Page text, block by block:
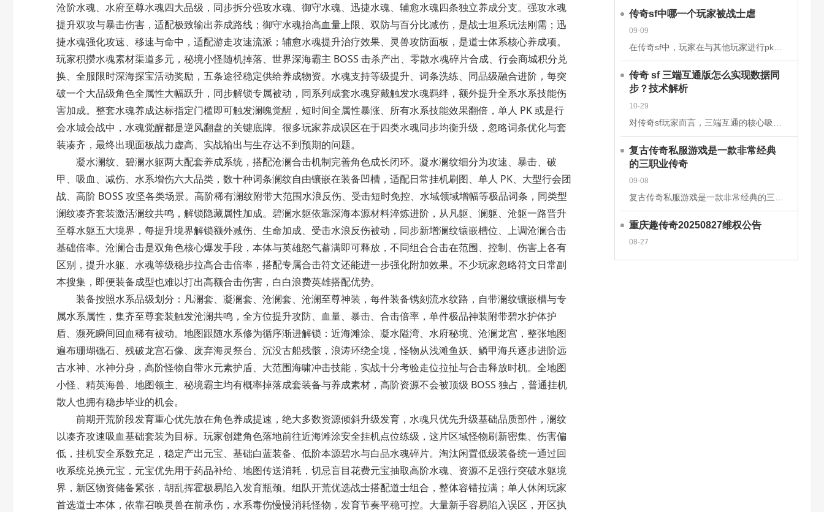
沧阶水魂、水府至尊水魂四大品级，同步拆分强攻水魂、御守水魂、迅捷水魂、辅愈水魂四条独立养成分支。强攻水魂
提升双攻与暴击伤害，适配极致输出养成路线；御守水魂抬高血量上限、双防与百分比减伤，是战士坦系玩法刚需；迅
捷水魂强化攻速、移速与命中，适配游走攻速流派；辅愈水魂提升治疗效果、灵兽攻防面板，是道士体系核心养成项。
玩家积攒水魂素材渠道多元，秘境小怪随机掉落、世界深海霸主 BOSS 击杀产出、零散水魂碎片合成、行会商城积分兑
换、全服限时深海探宝活动奖励，五条途径稳定供给养成物资。水魂支持等级提升、词条洗练、同品级融合进阶，每突
破一个大品级角色全属性大幅跃升，同步解锁专属被动，同系列成套水魂穿戴触发水魂羁绊 ，额外提升全系水系技能伤
害加成。整套水魂养成达标指定门槛即可触发澜魄觉醒，短时间全属性暴涨、所有水系技能效果翻倍，单人 PK 或是行
会水城会战中，水魂觉醒都是逆风翻盘的关键底牌。很多玩家养成误区在于四类水魂同步均衡升级，忽略词条优化与套
装凑齐，最终出现面板战力虚高、实战输出与生存达不到预期的问题。
凝水澜纹、碧澜水躯两大配套养成系统，搭配沧澜合击机制完善角色成长闭环。凝水澜纹细分为攻速、暴击、破
甲、吸血、减伤、水系增伤六大品类，数十种词条澜纹自由镶嵌在装备凹槽，适配日常挂机刷图、单人 PK、大型行会团
战、高阶 BOSS 攻坚各类场景。高阶稀有澜纹附带大范围水浪反伤、受击短时免控、水域领域增幅等极品词条，同类型
澜纹凑齐套装激活澜纹共鸣 ，解锁隐藏属性加成。碧澜水躯依靠深海本源材料淬炼进阶，从凡躯、澜躯、沧躯一路晋升
至尊水躯五大境界，每提升境界解锁额外减伤、生命加成、受击水浪反伤被动，同步新增澜纹镶嵌槽位、上调沧澜合击
基础倍率。沧澜合击是双角色核心爆发手段，本体与英雄怒气蓄满即可释放，不同组合合击在范围、控制、伤害上各有
区别，提升水躯、水魂等级稳步拉高合击倍率，搭配专属合击符文还能进一步强化附加效果。不少玩家忽略符文日常副
本搜集，即便装备成型也难以打出高额合击伤害，白白浪费英雄搭配优势。
装备按照水系品级划分：凡澜套、凝澜套、沧澜套、沧澜至尊神装，每件装备镌刻流水纹路，自带澜纹镶嵌槽与专
属水系属性，集齐至尊套装触发沧澜共鸣 ，全方位提升攻防、血量、暴击、合击倍率，单件极品神装附带碧水护体护
盾、濒死瞬间回血稀有被动。地图跟随水系修为循序渐进解锁：近海滩涂、凝水隘湾、水府秘境、沧澜龙宫，整张地图
遍布珊瑚礁石、残破龙宫石像、废弃海灵祭台、沉没古船残骸，浪涛环绕全境，怪物从浅滩鱼妖、鳞甲海兵逐步进阶远
古水神、水神分身，高阶怪物自带水元素护盾、大范围海啸冲击技能，实战十分考验走位拉扯与合击释放时机。全地图
小怪、精英海兽、地图领主、秘境霸主均有概率掉落成套装备与养成素材，高阶资源不会被顶级 BOSS 独占，普通挂机
散人也拥有稳步毕业的机会。
前期开荒阶段发育重心优先放在角色养成提速，绝大多数资源倾斜升级发育，水魂只优先升级基础品质部件，澜纹
以凑齐攻速吸血基础套装为目标。玩家创建角色落地前往近海滩涂安全挂机点位练级，这片区域怪物刷新密集、伤害偏
低，挂机安全系数充足，稳定产出元宝、基础白蓝装备、低阶本源碧水与白品水魂碎片。淘汰闲置低级装备统一通过回
收系统兑换元宝，元宝优先用于药品补给、地图传送消耗，切忌盲目花费元宝抽取高阶水魂、资源不足强行突破水躯境
界，新区物资储备紧张，胡乱挥霍极易陷入发育瓶颈。组队开荒优选战士搭配道士组合，整体容错拉满；单人休闲玩家
首选道士本体，依靠召唤灵兽在前承伤，水系毒伤慢慢消耗怪物，发育节奏平稳可控。大量新手容易陷入误区，开区执
传奇sf中哪一个玩家被战士虐
09-09
在传奇sf中，玩家在与其他玩家进行pk时，有时会被对方的技能击中，也有时会被对方战士击杀。虽然战士在游戏前期，在技能上没有法师给力，但是战士有绝对的优势，特别是战士的防御和血量，完全可以抵挡住对方的伤
传奇 sf 三端互通版怎么实现数据同
步？技术解析
10-29
复古传奇私服游戏是一款非常经典
的三职业传奇
09-08
重庆趣传奇20250827维权公告
08-27